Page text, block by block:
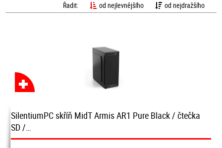
Řadit: od nejlevnějšího od nejdražšího
SilentiumPC skříň MidT Armis AR1 Pure Black / čtečka
SD /…